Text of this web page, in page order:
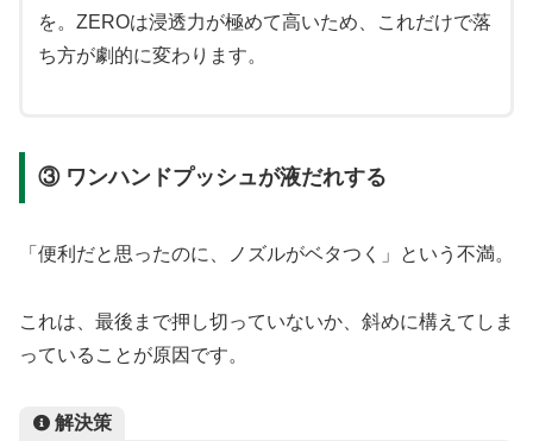
を。ZEROは浸透力が極めて高いため、これだけで落
ち方が劇的に変わります。
③ ワンハンドプッシュが液だれする
「便利だと思ったのに、ノズルがベタつく」という不満。
これは、最後まで押し切っていないか、斜めに構えてしま
っていることが原因です。
解決策